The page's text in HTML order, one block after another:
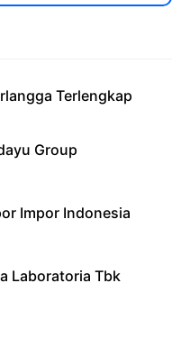
Terlengkap
Group
Impor Indonesia
Laboratoria Tbk